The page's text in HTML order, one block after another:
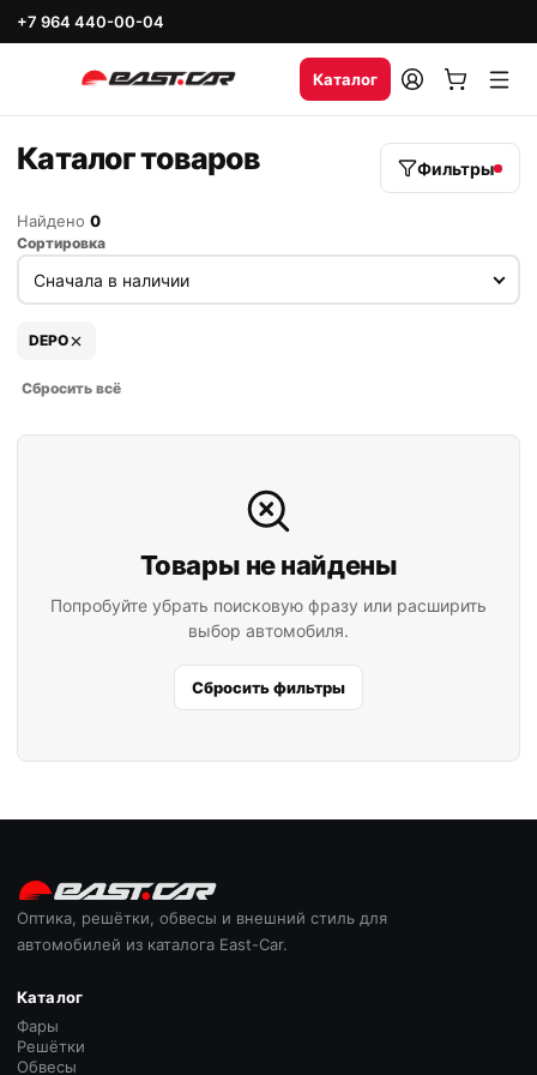
+7 964 440-00-04
Каталог
Каталог товаров Фильтры
Найдено 0
Сортировка
DEPO
Сбросить всё
Товары не найдены
Попробуйте убрать поисковую фразу или расширить
выбор автомобиля.
Сбросить фильтры
Оптика, решётки, обвесы и внешний стиль для
автомобилей из каталога East-Car.
Каталог
Фары
Решётки
Обвесы